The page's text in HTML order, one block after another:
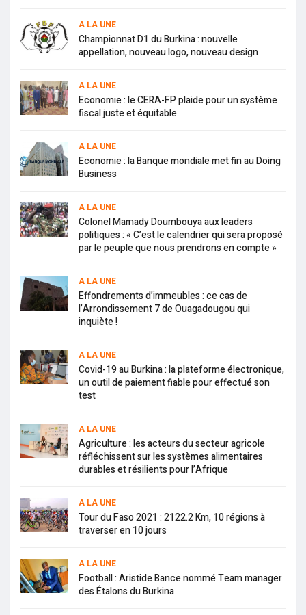
A LA UNE
Championnat D1 du Burkina : nouvelle
appellation, nouveau logo, nouveau design
A LA UNE
Economie : le CERA-FP plaide pour un système
fiscal juste et équitable
A LA UNE
Economie : la Banque mondiale met fin au Doing
Business
A LA UNE
Colonel Mamady Doumbouya aux leaders
politiques : « C’est le calendrier qui sera proposé
par le peuple que nous prendrons en compte »
A LA UNE
Effondrements d’immeubles : ce cas de
l’Arrondissement 7 de Ouagadougou qui
inquiète !
A LA UNE
Covid-19 au Burkina : la plateforme électronique,
un outil de paiement fiable pour effectué son
test
A LA UNE
Agriculture : les acteurs du secteur agricole
réfléchissent sur les systèmes alimentaires
durables et résilients pour l’Afrique
A LA UNE
Tour du Faso 2021 : 2122.2 Km, 10 régions à
traverser en 10 jours
A LA UNE
Football : Aristide Bance nommé Team manager
des Étalons du Burkina